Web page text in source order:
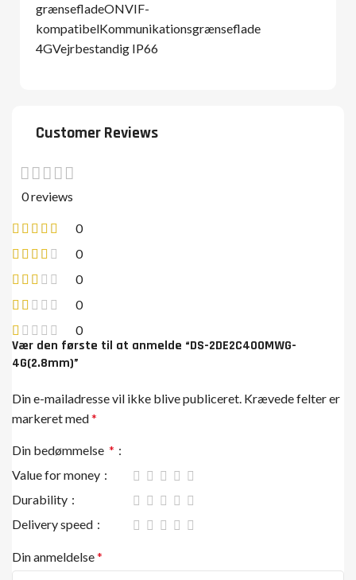
grænsefladeONVIF-
kompatibelKommunikationsgrænseflade
4GVejrbestandig IP66
Customer Reviews
0 reviews
0
0
0
0
0
Vær den første til at anmelde “DS-2DE2C400MWG-
4G(2.8mm)”
Din e-mailadresse vil ikke blive publiceret. Krævede felter er
markeret med*
Din bedømmelse *
Value for money
Durability
Delivery speed
Din anmeldelse*